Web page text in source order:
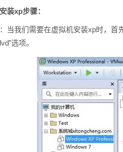
装xp步骤：
当我们需要在虚拟机安装xp时，
选项。